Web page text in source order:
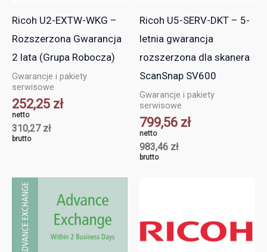
Ricoh U2-EXTW-WKG –
Rozszerzona Gwarancja
2 lata (Grupa Robocza)
Gwarancje i pakiety
serwisowe
252,25 zł
netto
310,27 zł
brutto
Ricoh U5-SERV-DKT – 5-
letnia gwarancja
rozszerzona dla skanera
ScanSnap SV600
Gwarancje i pakiety
serwisowe
799,56 zł
netto
983,46 zł
brutto